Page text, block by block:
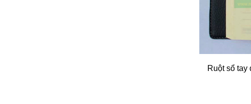
Ruột sổ